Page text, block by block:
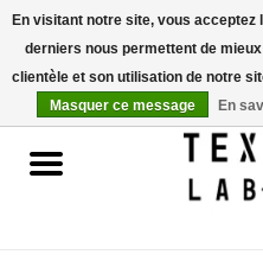
Accueil
LIVRES
En visitant notre site, vous
derniers nous permettent de
clientèle et son utilisation de notre
Masquer ce message
En